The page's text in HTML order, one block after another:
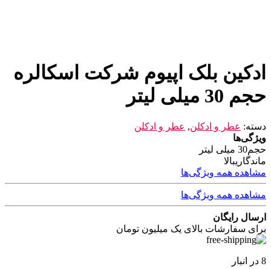
ادکین بلک اپیوم شرکت اسکالره
حجم 30 میلی لیتر
دسته: عطر و ادکلن, عطر و ادکلن
ویژگی‌ها
حجم30 میلی لیتر
ماندگاریبالا
مشاهده همه ویژگی‌ها
مشاهده همه ویژگی‌ها
ارسال رایگان
برای سفارشات بالای یک میلیون تومان
8 در انبار